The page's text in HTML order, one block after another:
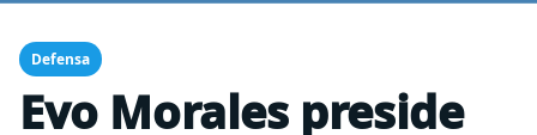
Defensa
Evo Morales preside